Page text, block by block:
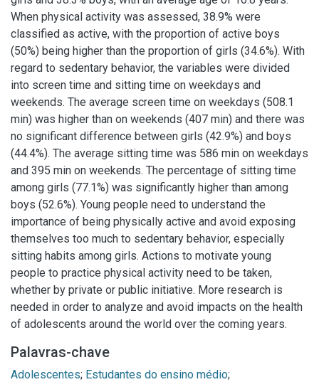
When physical activity was assessed, 38.9% were
classified as active, with the proportion of active boys
(50%) being higher than the proportion of girls (34.6%). With
regard to sedentary behavior, the variables were divided
into screen time and sitting time on weekdays and
weekends. The average screen time on weekdays (508.1
min) was higher than on weekends (407 min) and there was
no significant difference between girls (42.9%) and boys
(44.4%). The average sitting time was 586 min on weekdays
and 395 min on weekends. The percentage of sitting time
among girls (77.1%) was significantly higher than among
boys (52.6%). Young people need to understand the
importance of being physically active and avoid exposing
themselves too much to sedentary behavior, especially
sitting habits among girls. Actions to motivate young
people to practice physical activity need to be taken,
whether by private or public initiative. More research is
needed in order to analyze and avoid impacts on the health
of adolescents around the world over the coming years.
Palavras-chave
Adolescentes; Estudantes do ensino médio;